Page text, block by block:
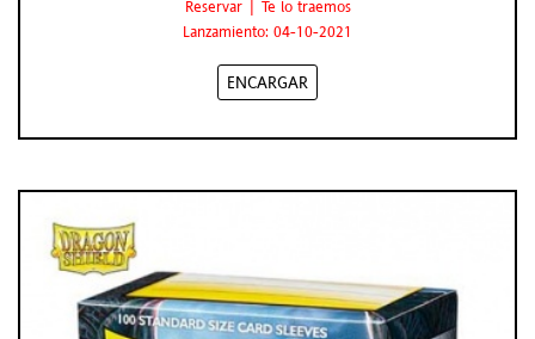
Reservar | Te lo traemos
Lanzamiento: 04-10-2021
ENCARGAR